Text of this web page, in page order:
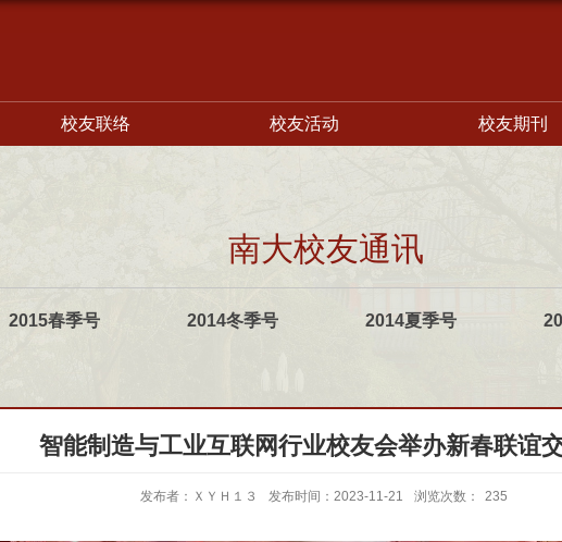
校友联络 校友活动 校友期刊
南大校友通讯
2015春季号 2014冬季号 2014夏季号
智能制造与工业互联网行业校友会举办新春联谊
发布者：ＸＹＨ１３ 发布时间：2023-11-21 浏览次数： 235